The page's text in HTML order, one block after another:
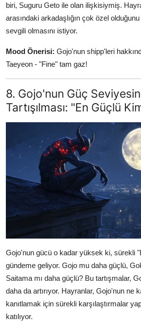
biri, Suguru Geto ile olan ilişkisiymiş.
arasındaki arkadaşlığın çok özel
sevgili olmasını istiyor.
Mood Önerisi: Gojo'nun shipp'leri
Taeyeon - "Fine" tam gaz!
8. Gojo'nun Güç
Tartışılması: "En Güçlü
Gojo'nun gücü o kadar yüksek ki, sürekli
gündeme geliyor. Gojo mu daha güçlü,
Saitama mı daha güçlü? Bu tartışmalar,
daha da artırıyor. Hayranlar, Gojo'nun ne
kanıtlamak için sürekli karşılaştırmalar
katılıyor.